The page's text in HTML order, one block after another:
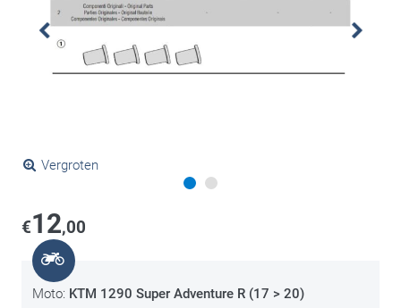
Vergroten
€12,00
Moto: KTM 1290 Super Adventure R (17 > 20)